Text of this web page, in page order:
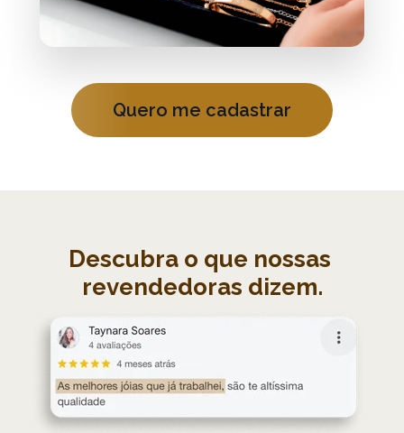
Quero me cadastrar
Descubra o que nossas
revendedoras dizem.